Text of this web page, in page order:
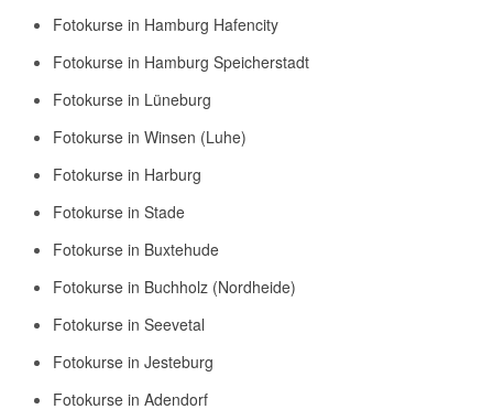
Fotokurse in Hamburg Hafencity
Fotokurse in Hamburg Speicherstadt
Fotokurse in Lüneburg
Fotokurse in Winsen (Luhe)
Fotokurse in Harburg
Fotokurse in Stade
Fotokurse in Buxtehude
Fotokurse in Buchholz (Nordheide)
Fotokurse in Seevetal
Fotokurse in Jesteburg
Fotokurse in Adendorf